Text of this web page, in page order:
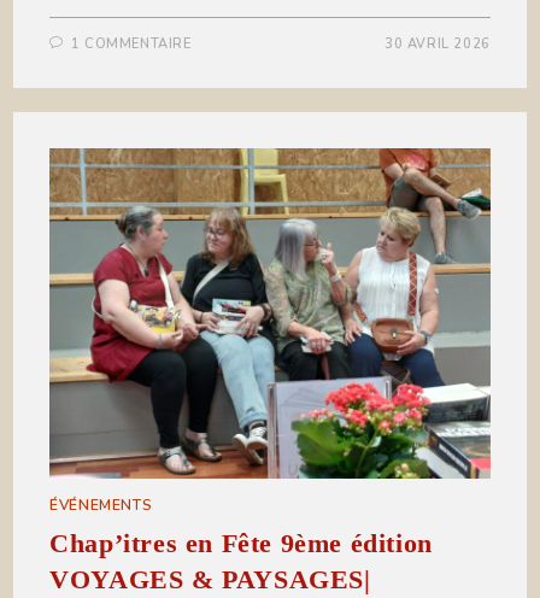
1 COMMENTAIRE 30 AVRIL 2026
ÉVÉNEMENTS
Chap’itres en Fête 9ème édition
VOYAGES & PAYSAGES|